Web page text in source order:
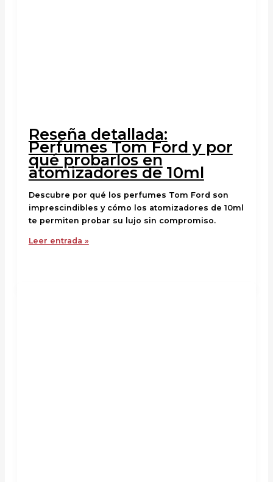
Reseña detallada:
Perfumes Tom Ford y por
qué probarlos en
atomizadores de 10ml
Descubre por qué los perfumes Tom Ford son
imprescindibles y cómo los atomizadores de 10ml
te permiten probar su lujo sin compromiso.
Leer entrada »